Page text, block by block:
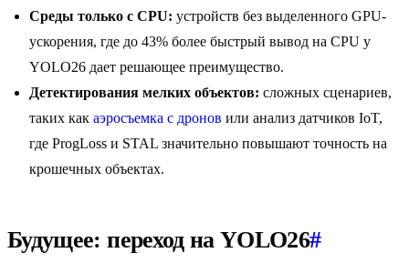
Среды только с CPU: устройств без выделенного GPU-
ускорения, где до 43% более быстрый вывод на CPU у
YOLO26 дает решающее преимущество.
Детектирования мелких объектов: сложных сценариев,
таких как аэросъемка с дронов или анализ датчиков IoT,
где ProgLoss и STAL значительно повышают точность на
крошечных объектах.
Будущее: переход на YOLO26#